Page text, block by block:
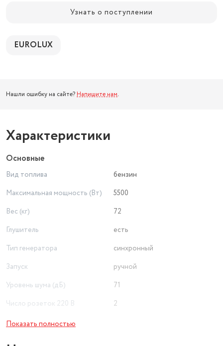
Узнать о поступлении
EUROLUX
Нашли ошибку на сайте? Напишите нам.
Характеристики
Основные
Вид топлива
бензин
Максимальная мощность (Вт)
5500
Вес (кг)
72
Глушитель
есть
Тип генератора
синхронный
Запуск
ручной
Уровень шума (дБ)
71
Число розеток 220 В
2
Тип охлаждения
Показать полностью